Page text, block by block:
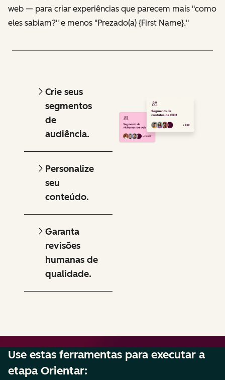
web — para criar experiências que parecem mais "como
eles sabiam?" e menos "Prezado(a) {First Name}."
Crie seus
segmentos
de
audiência.
Personalize
seu
conteúdo.
Garanta
revisões
humanas de
qualidade.
Use estas ferramentas para executar a
etapa Orientar: